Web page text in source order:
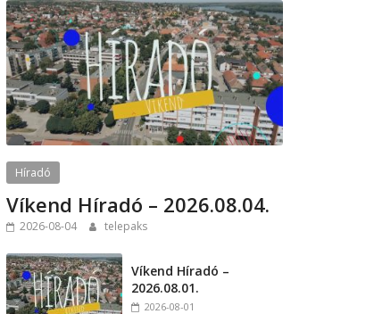
Híradó
Víkend Híradó – 2026.08.04.
2026-08-04 telepaks
Víkend Híradó –
2026.08.01.
2026-08-01